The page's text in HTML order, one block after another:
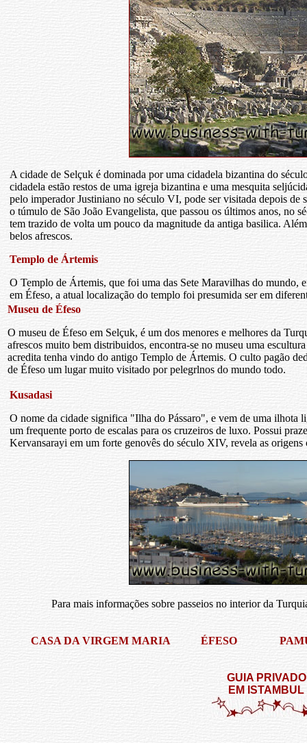
A cidade de Selçuk é dominada por uma cidadela bizantina do
cidadela estão restos de uma igreja bizantina e uma mesquita
pelo imperador Justiniano no século VI, pode ser visitada depois de
o túmulo de São João Evangelista, que passou os últimos anos, no
tem trazido de volta um pouco da magnitude da antiga basilica.
belos afrescos.
Templo de Ártemis
O Templo de Ártemis, que foi uma das Sete Maravilhas do mundo,
em Éfeso, a atual localização do templo foi presumida ser em
Museu de Éfeso
O museu de Éfeso em Selçuk, é um dos menores e melhores da
afrescos muito bem distribuidos, encontra-se no museu uma
acredita tenha vindo do antigo Templo de Ártemis. O culto pagão
de Éfeso um lugar muito visitado por pelegrlnos do mundo todo.
Kusadasi
O nome da cidade significa "Ilha do Pássaro", e vem de uma ilhota
um frequente porto de escalas para os cruzeiros de luxo. Possui
Kervansarayi em um forte genovês do século XIV, revela as origens
Para mais informações sobre passeios no interior da
CASA DA VIRGEM MARIA ÉFESO
GUIA PRIVADO
EM ISTAMBUL